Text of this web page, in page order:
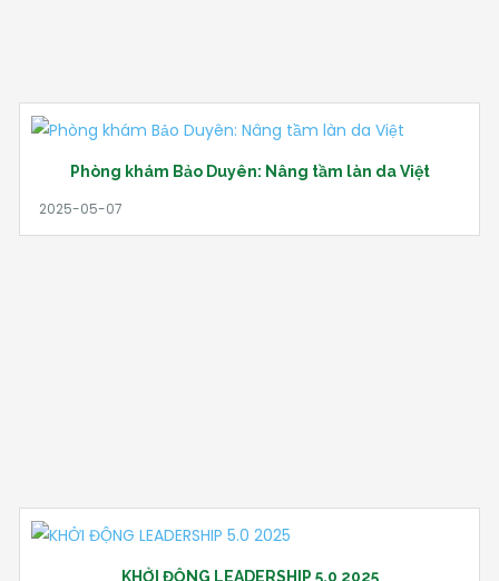
Phòng khám Bảo Duyên: Nâng tầm làn da Việt
KHỞI ĐỘNG LEADERSHIP 5.0 2025